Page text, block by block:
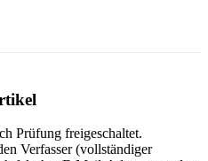
Prüfung freigeschaltet.
Verfasser (vollständiger